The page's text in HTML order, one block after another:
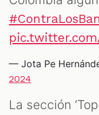
— Jota Pe
2024
La sección